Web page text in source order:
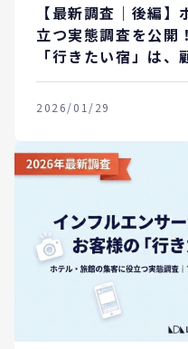
【最新調査｜後編
立つ実態調査を公開
「行きたい宿」は
のか？
2026/01/29